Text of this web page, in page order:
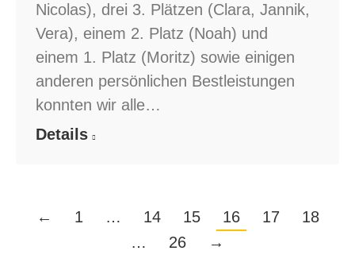
Nicolas), drei 3. Plätzen (Clara, Jannik,
Vera), einem 2. Platz (Noah) und
einem 1. Platz (Moritz) sowie einigen
anderen persönlichen Bestleistungen
konnten wir alle…
Details
← 1 … 14 15 16 17
18
…
26 →